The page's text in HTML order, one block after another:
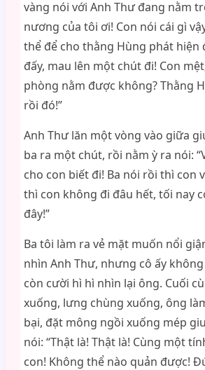
vàng nói với Anh Thư đang nằm
nương của tôi ơi! Con nói cái gì
thể để cho thằng Hùng phát hiện
đấy, mau lên một chút đi! Con
phòng nằm được không? Thằng
rồi đó!”
Anh Thư lăn một vòng vào giữa
ba ra một chút, rồi nằm ỳ ra nói:
cho con biết đi! Ba nói rồi thì con
thì con không đi đâu hết, tối nay
đây!”
Ba tôi làm ra vẻ mặt muốn nổi
nhìn Anh Thư, nhưng cô ấy
còn cười hì hì nhìn lại ông. Cuối
xuống, lưng chùng xuống, ông
bại, đặt mông ngồi xuống mép
nói: “Thật là! Thật là! Cùng một
con! Không thể nào quản được!